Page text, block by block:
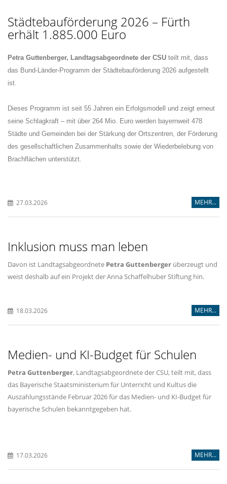
Städtebauförderung 2026 – Fürth
erhält 1.885.000 Euro
Petra Guttenberger, Landtagsabgeordnete der CSU teilt mit, dass
das Bund-Länder-Programm der Städtebauförderung 2026 aufgestellt
ist.
Dieses Programm ist seit 55 Jahren ein Erfolgsmodell und zeigt erneut
seine Schlag­kraft – mit über 264 Mio. Euro werden bayernweit 478
Städte und Gemeinden bei der Stärkung der Ortszentren, der Förderung
des gesellschaftlichen Zusammenhalts sowie der Wiederbelebung von
Brachflächen unterstützt.
27.03.2026 MEHR...
Inklusion muss man leben
Davon ist Landtagsabgeordnete Petra Guttenberger überzeugt und
weist deshalb auf ein Projekt der Anna Schaffelhuber Stiftung hin.
18.03.2026 MEHR...
Medien- und KI-Budget für Schulen
Petra Guttenberger, Landtagsabgeordnete der CSU, teilt mit, dass
das Bayerische Staatsministerium für Unterricht und Kultus die
Auszahlungsstände Februar 2026 für das Medien- und KI-Budget für
bayerische Schulen bekanntgegeben hat.
17.03.2026 MEHR...